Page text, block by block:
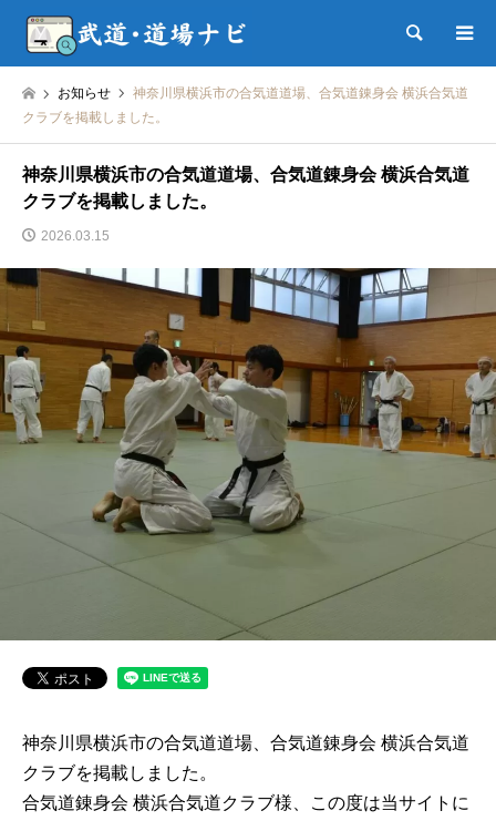
検索
お知らせ
神奈川県横浜市の合気道道場、合気道錬身会 横浜合気道
クラブを掲載しました。
神奈川県横浜市の合気道道場、合気道錬身会 横浜合気道
クラブを掲載しました。
2026.03.15
神奈川県横浜市の合気道道場、合気道錬身会 横浜合気道
クラブを掲載しました。
合気道錬身会 横浜合気道クラブ様、この度は当サイトに